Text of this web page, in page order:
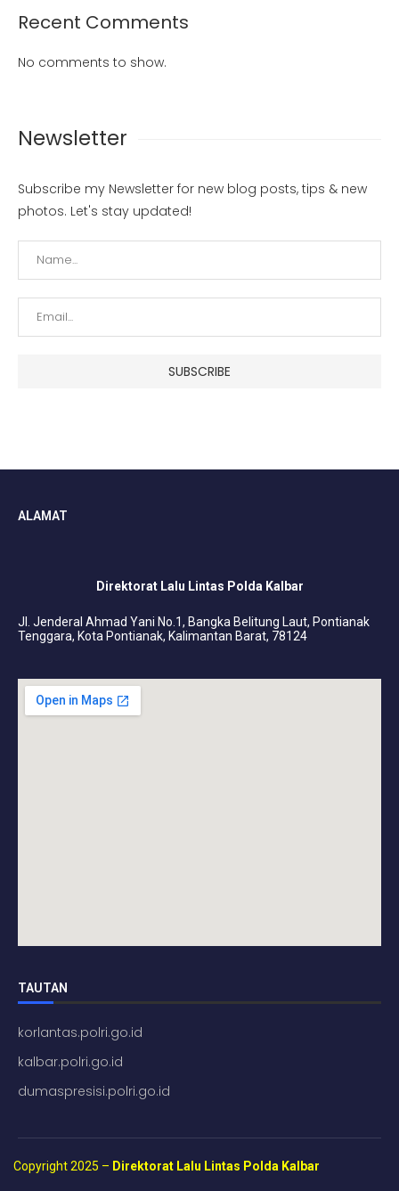
Recent Comments
No comments to show.
Newsletter
Subscribe my Newsletter for new blog posts, tips & new
photos. Let's stay updated!
ALAMAT
Direktorat Lalu Lintas Polda Kalbar
Jl. Jenderal Ahmad Yani No.1, Bangka Belitung Laut, Pontianak
Tenggara, Kota Pontianak, Kalimantan Barat, 78124
TAUTAN
korlantas.polri.go.id
kalbar.polri.go.id
dumaspresisi.polri.go.id
Copyright 2025 – Direktorat Lalu Lintas Polda Kalbar